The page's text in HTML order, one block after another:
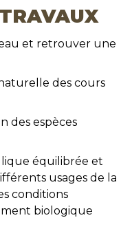
et retrouver une
des cours
des espèces
équilibrée et
usages de la
conditions
biologique